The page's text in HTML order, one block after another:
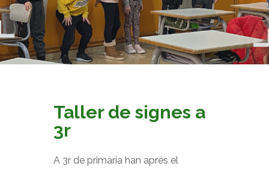
Taller de signes a
3r
A 3r de primària han aprés el